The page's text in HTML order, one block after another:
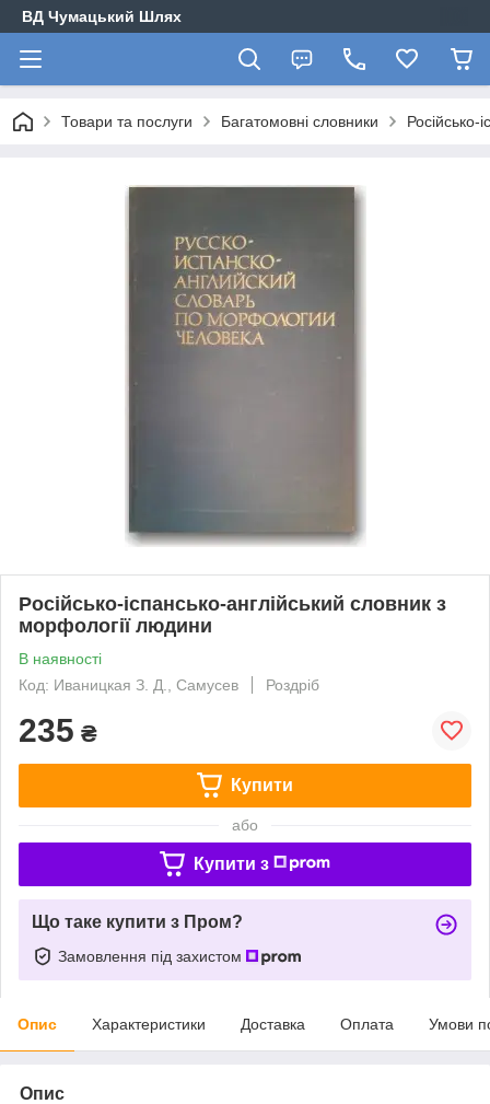
ВД Чумацький Шлях
Товари та послуги Багатомовні словники Російсько-
Російсько-іспансько-англійський словник з
морфології людини
В наявності
Код: Иваницкая З. Д., Самусев
Роздріб
235 ₴
Купити
або
Купити з
Що таке купити з Пром?
Замовлення під захистом
Опис Характеристики Доставка Оплата Умови
Опис